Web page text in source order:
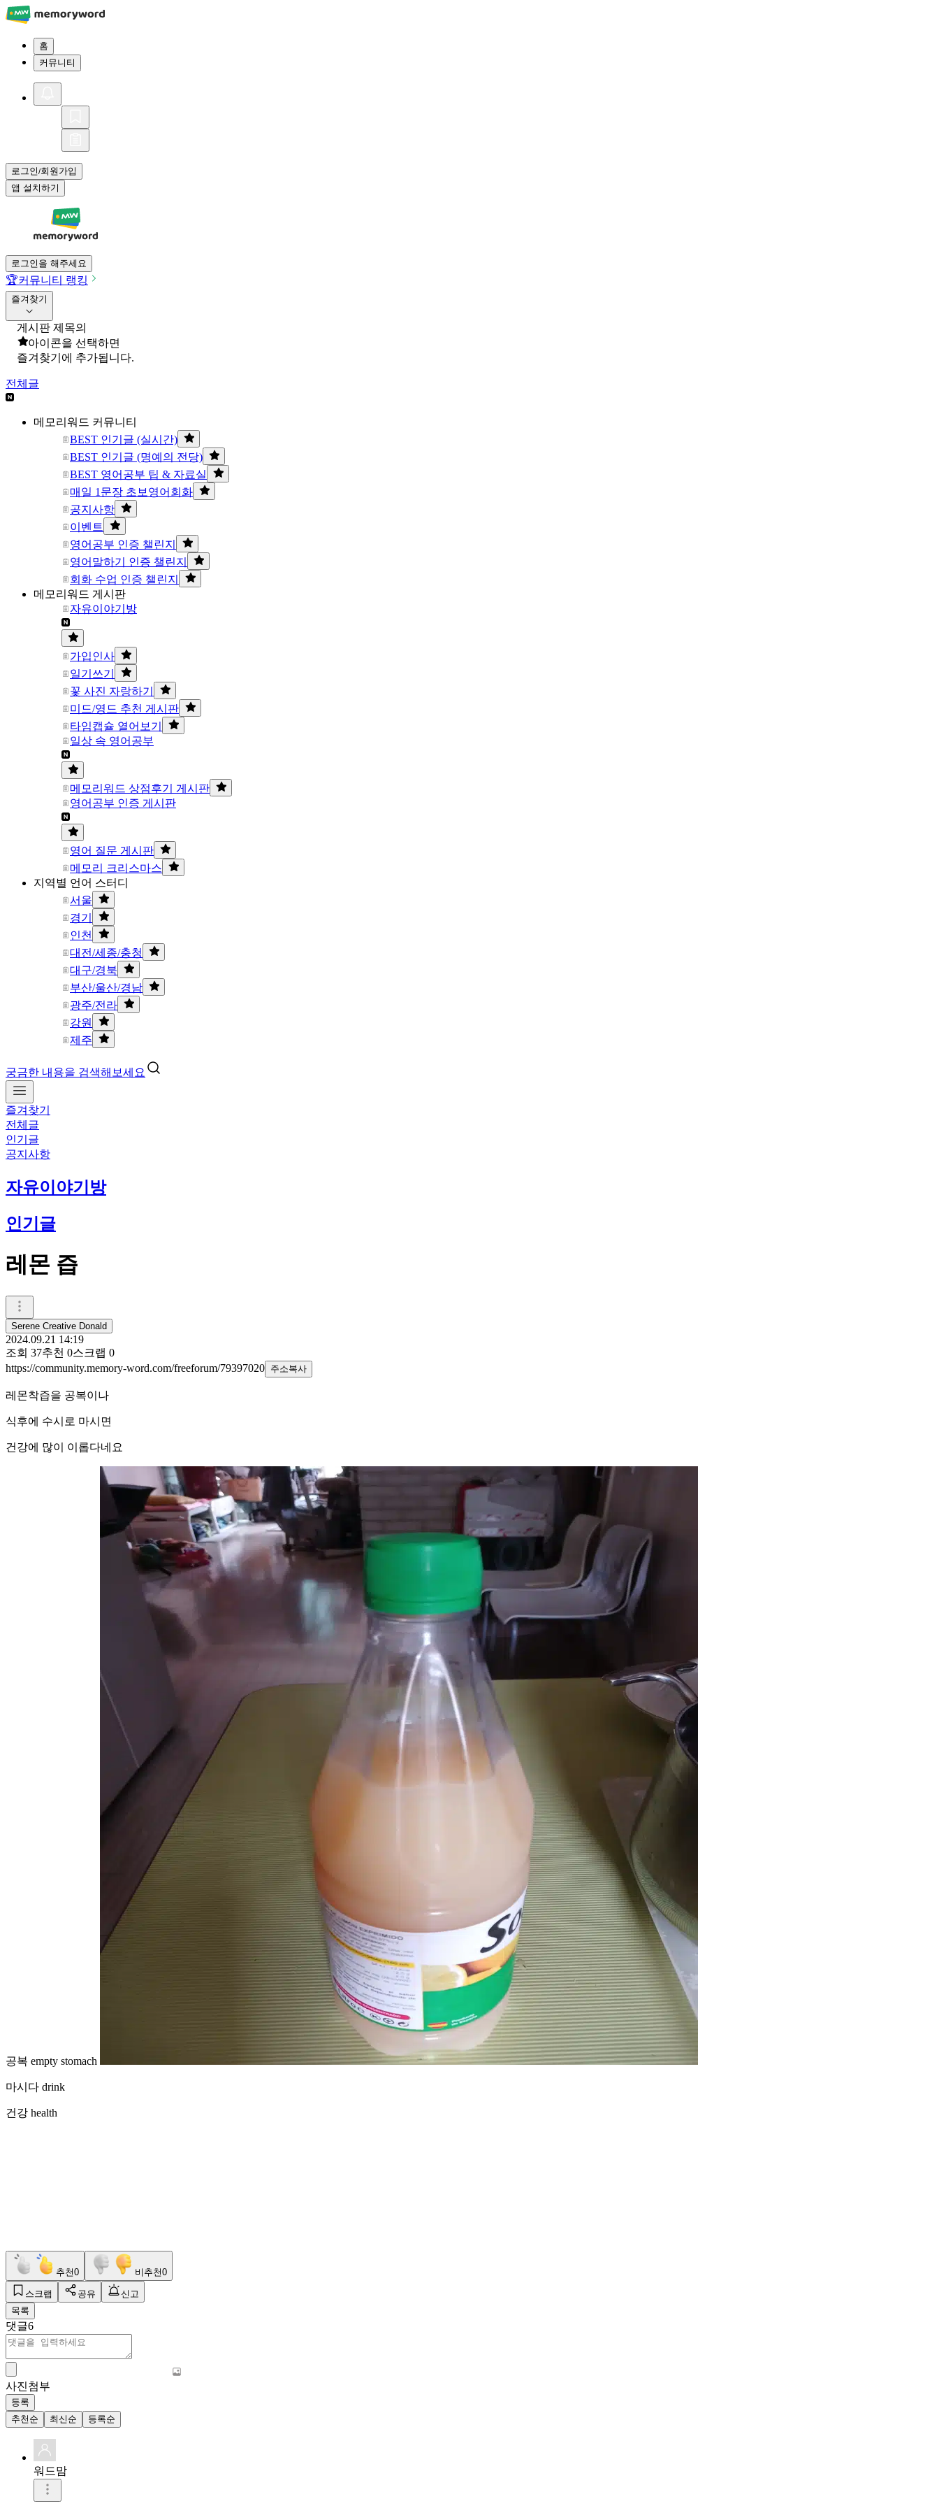
홈
커뮤니티
로그인/회원가입
앱 설치하기
로그인을 해주세요
🏆커뮤니티 랭킹
즐겨찾기
게시판 제목의
아이콘을 선택하면
즐겨찾기에 추가됩니다.
전체글
메모리워드 커뮤니티
BEST 인기글 (실시간)
BEST 인기글 (명예의 전당)
BEST 영어공부 팁 & 자료실
매일 1문장 초보영어회화
공지사항
이벤트
영어공부 인증 챌린지
영어말하기 인증 챌린지
회화 수업 인증 챌린지
메모리워드 게시판
자유이야기방
가입인사
일기쓰기
꽃 사진 자랑하기
미드/영드 추천 게시판
타임캡슐 열어보기
일상 속 영어공부
메모리워드 상점후기 게시판
영어공부 인증 게시판
영어 질문 게시판
메모리 크리스마스
지역별 언어 스터디
서울
경기
인천
대전/세종/충청
대구/경북
부산/울산/경남
광주/전라
강원
제주
궁금한 내용을 검색해보세요
즐겨찾기
전체글
인기글
공지사항
자유이야기방
인기글
레몬 즙
Serene Creative Donald
2024.09.21 14:19
조회 37추천 0스크랩 0
https://community.memory-word.com/freeforum/79397020 주소복사
레몬착즙을 공복이나
식후에 수시로 마시면
건강에 많이 이롭다네요
공복 empty stomach
마시다 drink
건강 health
추천0 비추천0
스크랩 공유
신고
목록
댓글6
사진첨부
등록
추천순
최신순 등록순
워드맘